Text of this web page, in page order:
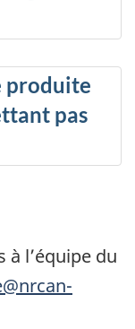
à l’équipe du